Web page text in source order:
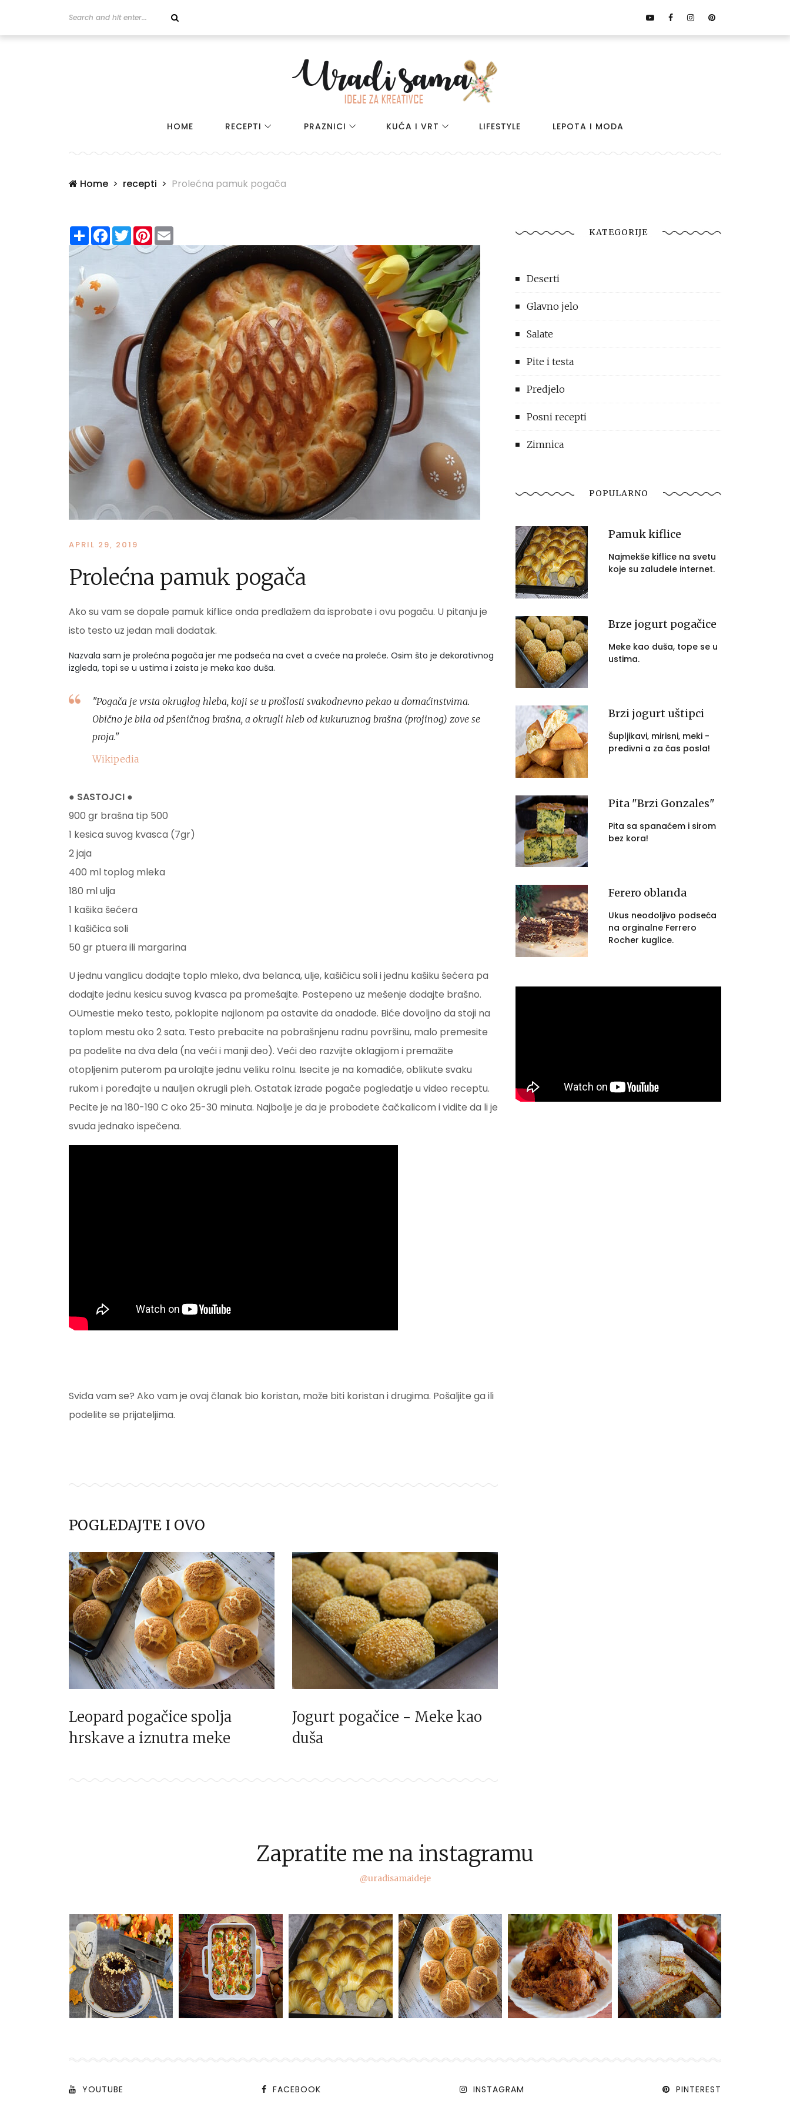
HOME RECEPTI PRAZNICI KUĆA I VRT LIFESTYLE LEPOTA I MODA
Home recepti Prolećna pamuk pogača
ShareFacebook
TwitterPinterest
APRIL 29, 2019
Prolećna pamuk pogača
Ako su vam se dopale pamuk kiflice onda predlažem da isprobate i ovu pogaču. U pitanju je
isto testo uz jedan mali dodatak.
Nazvala sam je prolećna pogača jer me podseća na cvet a cveće na proleće. Osim što je dekorativnog
izgleda, topi se u ustima i zaista je meka kao duša.
"Pogača je vrsta okruglog hleba, koji se u prošlosti svakodnevno pekao u domaćinstvima.
Obično je bila od pšeničnog brašna, a okrugli hleb od kukuruznog brašna (projinog) zove se
proja."
Wikipedia
● SASTOJCI ●
900 gr brašna tip 500
1 kesica suvog kvasca (7gr)
2 jaja
400 ml toplog mleka
180 ml ulja
1 kašika šećera
1 kašičica soli
50 gr ptuera ili margarina
U jednu vanglicu dodajte toplo mleko, dva belanca, ulje, kašičicu soli i jednu kašiku šećera pa
dodajte jednu kesicu suvog kvasca pa promešajte. Postepeno uz mešenje dodajte brašno.
OUmestie meko testo, poklopite najlonom pa ostavite da onadođe. Biće dovoljno da stoji na
toplom mestu oko 2 sata. Testo prebacite na pobrašnjenu radnu površinu, malo premesite
pa podelite na dva dela (na veći i manji deo). Veći deo razvijte oklagijom i premažite
otopljenim puterom pa urolajte jednu veliku rolnu. Isecite je na komadiće, oblikute svaku
rukom i poređajte u nauljen okrugli pleh. Ostatak izrade pogače pogledatje u video receptu.
Pecite je na 180-190 C oko 25-30 minuta. Najbolje je da je probodete čačkalicom i vidite da li je
svuda jednako ispečena.
Sviđa vam se? Ako vam je ovaj članak bio koristan, može biti koristan i drugima. Pošaljite ga ili
podelite se prijateljima.
POGLEDAJTE I OVO
Leopard pogačice spolja
hrskave a iznutra meke
Jogurt pogačice - Meke kao
duša
KATEGORIJE
Deserti
Glavno jelo
Salate
Pite i testa
Predjelo
Posni recepti
Zimnica
POPULARNO
Pamuk kiflice
Najmekše kiflice na svetu
koje su zaludele internet.
Brze jogurt pogačice
Meke kao duša, tope se u
ustima.
Brzi jogurt uštipci
Šupljikavi, mirisni, meki -
predivni a za čas posla!
Pita "Brzi Gonzales"
Pita sa spanaćem i sirom
bez kora!
Ferero oblanda
Ukus neodoljivo podseća
na orginalne Ferrero
Rocher kuglice.
Zapratite me na instagramu
@uradisamaideje
YOUTUBE FACEBOOK INSTAGRAM PINTEREST